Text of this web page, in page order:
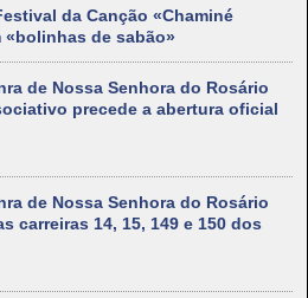
da Canção «Chaminé
«bolinhas de sabão»
de Nossa Senhora do Rosário
precede a abertura oficial
de Nossa Senhora do Rosário
carreiras 14, 15, 149 e 150 dos